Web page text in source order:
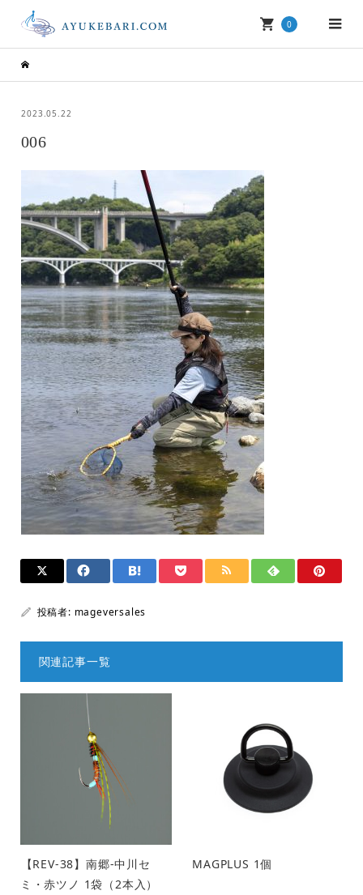
0
2023.05.22
006
投稿者: mageversales
関連記事一覧
【REV-38】南郷-中川セ
ミ・赤ツノ 1袋（2本入）
MAGPLUS 1個